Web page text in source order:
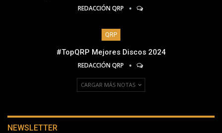
REDACCIÓN QRP
QRP
#TopQRP Mejores Discos 2024
REDACCIÓN QRP
CARGAR MÁS NOTAS
NEWSLETTER